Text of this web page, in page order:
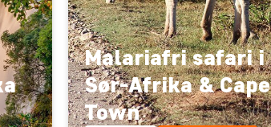
Malariafri safari i
Sør-Afrika & Cape
Town